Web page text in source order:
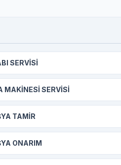
SERVISI
MAKINESI SERVISI
TAMIR
ONARIM